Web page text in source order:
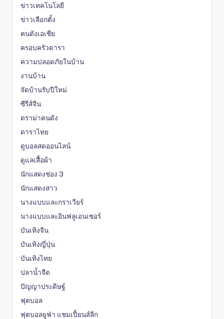
ข่าวเทคโนโลยี
ข่าวเลือกตั้ง
คนดังเอเชีย
ครอบครัวดารา
ความปลอดภัยในบ้าน
งานบ้าน
จัดบ้านรับปีใหม่
ซีรีส์จีน
ดราม่าคนดัง
ดาราไทย
ดูบอลสดออนไลน์
ดูแลเสื้อผ้า
นักแสดงช่อง 3
นักแสดงสาว
นางแบบและกราเวียร์
นางแบบและอินฟลูเอนเซอร์
บันเทิงจีน
บันเทิงญี่ปุ่น
บันเทิงไทย
ปลาน้ำจืด
ปัญญาประดิษฐ์
ฟุตบอล
ฟุตบอลยูฟ่า แชมเปี้ยนส์ลีก